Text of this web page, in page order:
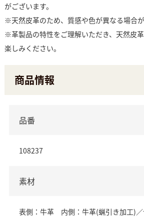
がございます。
※天然皮革のため、質感や色が異なる場合が
※革製品の特性をご理解いただき、天然皮
楽しみください。
商品情報
品番
108237
素材
表側：牛革 内側：牛革(蝋引き加工)／